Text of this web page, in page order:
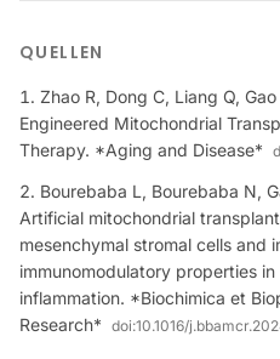
QUELLEN
Zhao R, Dong C, Liang Q,
Engineered Mitochondrial
Therapy. *Aging and Disease*
Bourebaba L, Bourebaba N,
Artificial mitochondrial
mesenchymal stromal cells and
immunomodulatory properties
inflammation. *Biochimica et
Research* doi:10.1016/